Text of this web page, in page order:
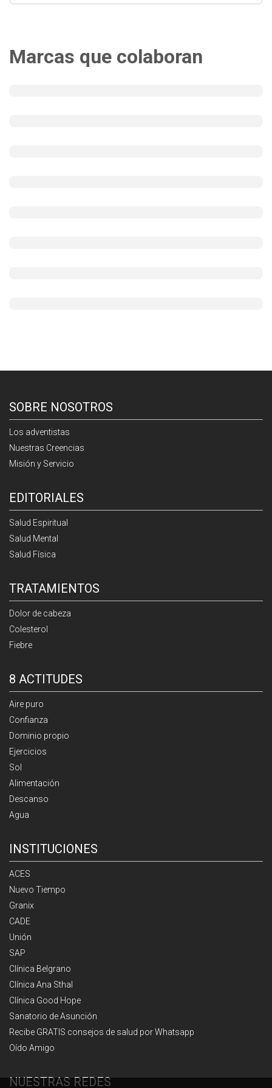
Marcas que colaboran
SOBRE NOSOTROS
Los adventistas
Nuestras Creencias
Misión y Servicio
EDITORIALES
Salud Espiritual
Salud Mental
Salud Física
TRATAMIENTOS
Dolor de cabeza
Colesterol
Fiebre
8 ACTITUDES
Aire puro
Confianza
Dominio propio
Ejercicios
Sol
Alimentación
Descanso
Agua
INSTITUCIONES
ACES
Nuevo Tiempo
Granix
CADE
Unión
SAP
Clínica Belgrano
Clínica Ana Sthal
Clínica Good Hope
Sanatorio de Asunción
Recibe GRATIS consejos de salud por Whatsapp
Oído Amigo
NUESTRAS REDES